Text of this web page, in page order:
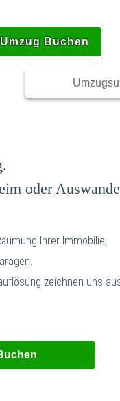
Umzug Buchen
oder
Ihrer Immobilie,
zeichnen uns